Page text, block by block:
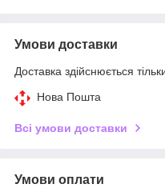
Умови доставки
Доставка здійснюється
Нова Пошта
Всі умови доставки
Умови оплати